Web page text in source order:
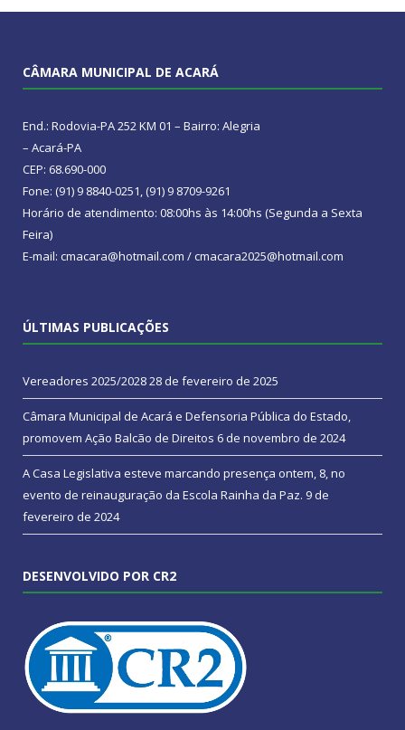
CÂMARA MUNICIPAL DE ACARÁ
End.: Rodovia-PA 252 KM 01 – Bairro: Alegria
– Acará-PA
CEP: 68.690-000
Fone: (91) 9 8840-0251, (91) 9 8709-9261
Horário de atendimento: 08:00hs às 14:00hs (Segunda a Sexta
Feira)
E-mail: cmacara@hotmail.com / cmacara2025@hotmail.com
ÚLTIMAS PUBLICAÇÕES
Vereadores 2025/202828 de fevereiro de 2025
Câmara Municipal de Acará e Defensoria Pública do Estado,
promovem Ação Balcão de Direitos 6 de novembro de 2024
A Casa Legislativa esteve marcando presença ontem, 8, no
evento de reinauguração da Escola Rainha da Paz. 9 de
fevereiro de 2024
DESENVOLVIDO POR CR2